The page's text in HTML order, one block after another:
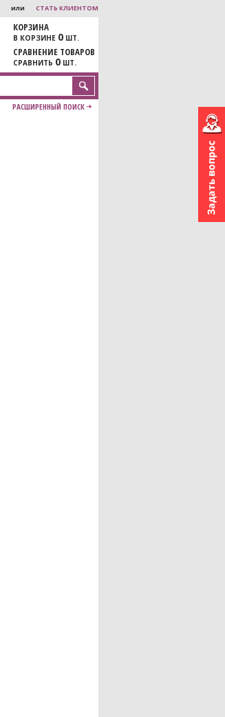
или СТАТЬ КЛИЕНТОМ
КОРЗИНА
В КОРЗИНЕ 0ШТ.
СРАВНЕНИЕ ТОВАРОВ
СРАВНИТЬ 0ШТ.
РАСШИРЕННЫЙ ПОИСК